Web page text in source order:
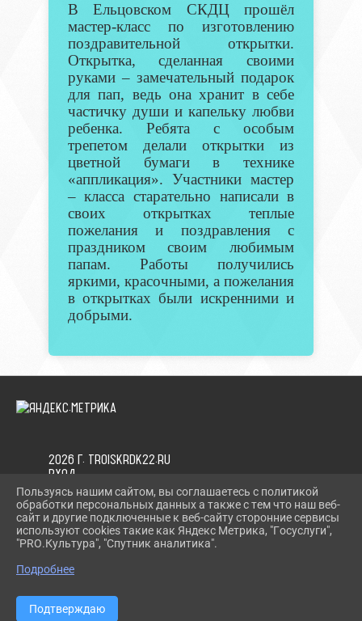
В Ельцовском СКДЦ прошёл
мастер-класс по изготовлению
поздравительной открытки.
Открытка, сделанная своими
руками – замечательный подарок
для пап, ведь она хранит в себе
частичку души и капельку любви
ребенка. Ребята с особым
трепетом делали открытки из
цветной бумаги в технике
«аппликация». Участники мастер
– класса старательно написали в
своих открытках теплые
пожелания и поздравления с
праздником своим любимым
папам. Работы получились
яркими, красочными, а пожелания
в открытках были искренними и
добрыми.
2026 Г. TROISKRDK22.RU
ВХОД
КАРТА САЙТА
ПОЛИТИКА ОБРАБОТКИ ПЕРСОНАЛЬНЫХ ДАННЫХ
СДЕЛАНО НА KUBCMS
РАЗРАБОТКА И ПОДДЕРЖКА
Пользуясь нашим сайтом, вы соглашаетесь с политикой
обработки персональных данных а также с тем что наш веб-
сайт и другие подключенные к веб-сайту сторонние сервисы
используют cookies такие как Яндекс Метрика, "Госуслуги",
"PRO.Культура", "Спутник аналитика".
Подробнее
Подтверждаю